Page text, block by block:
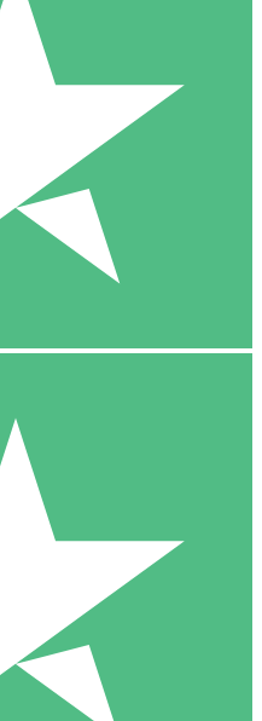
Individuales
descarga. Sin compromiso
10 00
00